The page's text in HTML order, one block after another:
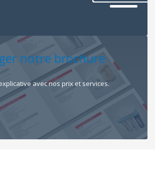
notre brochure
avec nos prix et services.